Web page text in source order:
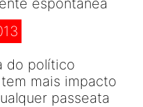
espontânea
do político
mais impacto
passeata